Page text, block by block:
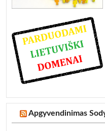
Apgyvendinimas